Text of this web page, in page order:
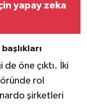
yapay zeka
öne çıktı. İki
rol
şirketleri